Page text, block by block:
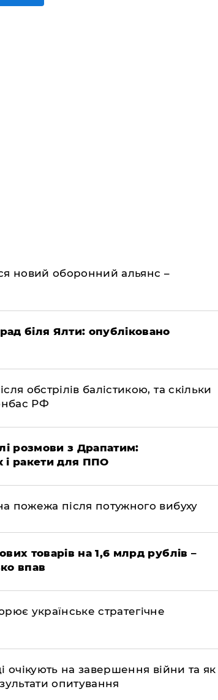
новий оборонний альянс –
біля Ялти: опубліковано
обстрілів балістикою, та скільки
РФ
розмови з Драпатим:
і ракети для ППО
пожежа після потужного вибуху
товарів на 1,6 млрд рублів –
впав
українське стратегічне
очікують на завершення війни та як
опитування